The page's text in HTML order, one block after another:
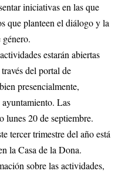
iniciativas en las que
que planteen el diálogo y la
estarán abiertas
del portal de
presencialmente,
Las
lunes 20 de septiembre.
tercer trimestre del año está
la Casa de la Dona.
sobre las actividades,